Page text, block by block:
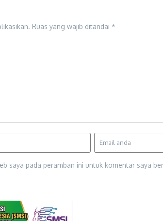
Ruas yang wajib ditandai *
saya pada peramban ini untuk komentar saya